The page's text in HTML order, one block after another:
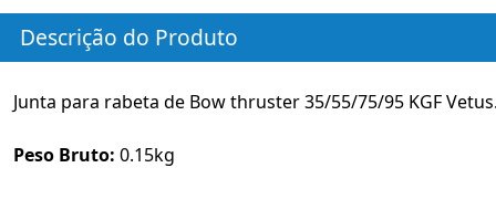
Descrição do Produto
Junta para rabeta de Bow thruster 35/55/75/95 KGF Vetus.
Peso Bruto: 0.15kg